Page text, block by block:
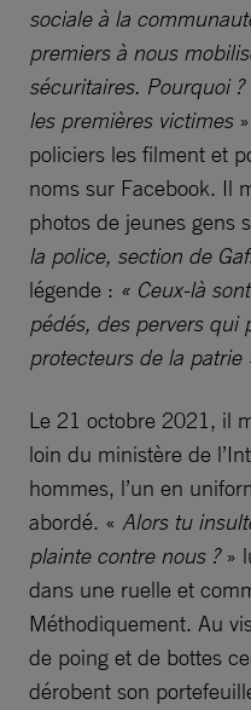
sociale à la
premiers à nous
sécuritaires. Pourquoi
les premières victimes
policiers les filment et
noms sur Facebook. Il
photos de jeunes gens
la police, section de
légende : « Ceux-là
pédés, des pervers qui
protecteurs de la patrie
Le 21 octobre 2021, il
loin du ministère de
hommes, l’un en
abordé. « Alors tu
plainte contre nous ? »
dans une ruelle et
Méthodiquement. Au
de poing et de bottes
dérobent son